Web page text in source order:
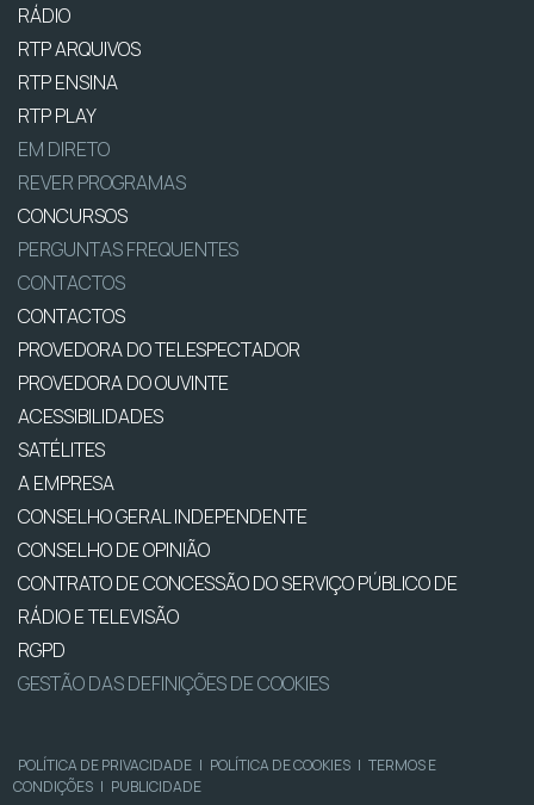
RÁDIO
RTP ARQUIVOS
RTP ENSINA
RTP PLAY
EM DIRETO
REVER PROGRAMAS
CONCURSOS
PERGUNTAS FREQUENTES
CONTACTOS
CONTACTOS
PROVEDORA DO TELESPECTADOR
PROVEDORA DO OUVINTE
ACESSIBILIDADES
SATÉLITES
A EMPRESA
CONSELHO GERAL INDEPENDENTE
CONSELHO DE OPINIÃO
CONTRATO DE CONCESSÃO DO SERVIÇO PÚBLICO DE
RÁDIO E TELEVISÃO
RGPD
GESTÃO DAS DEFINIÇÕES DE COOKIES
POLÍTICA DE PRIVACIDADE | POLÍTICA DE COOKIES | TERMOS E
CONDIÇÕES | PUBLICIDADE